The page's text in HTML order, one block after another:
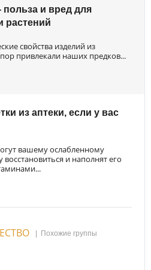
и вред для
растений
свойства изделий из
привлекали наших предков...
из аптеки, если у вас
вашему ослабленному
и наполнят его
| Похожие группы